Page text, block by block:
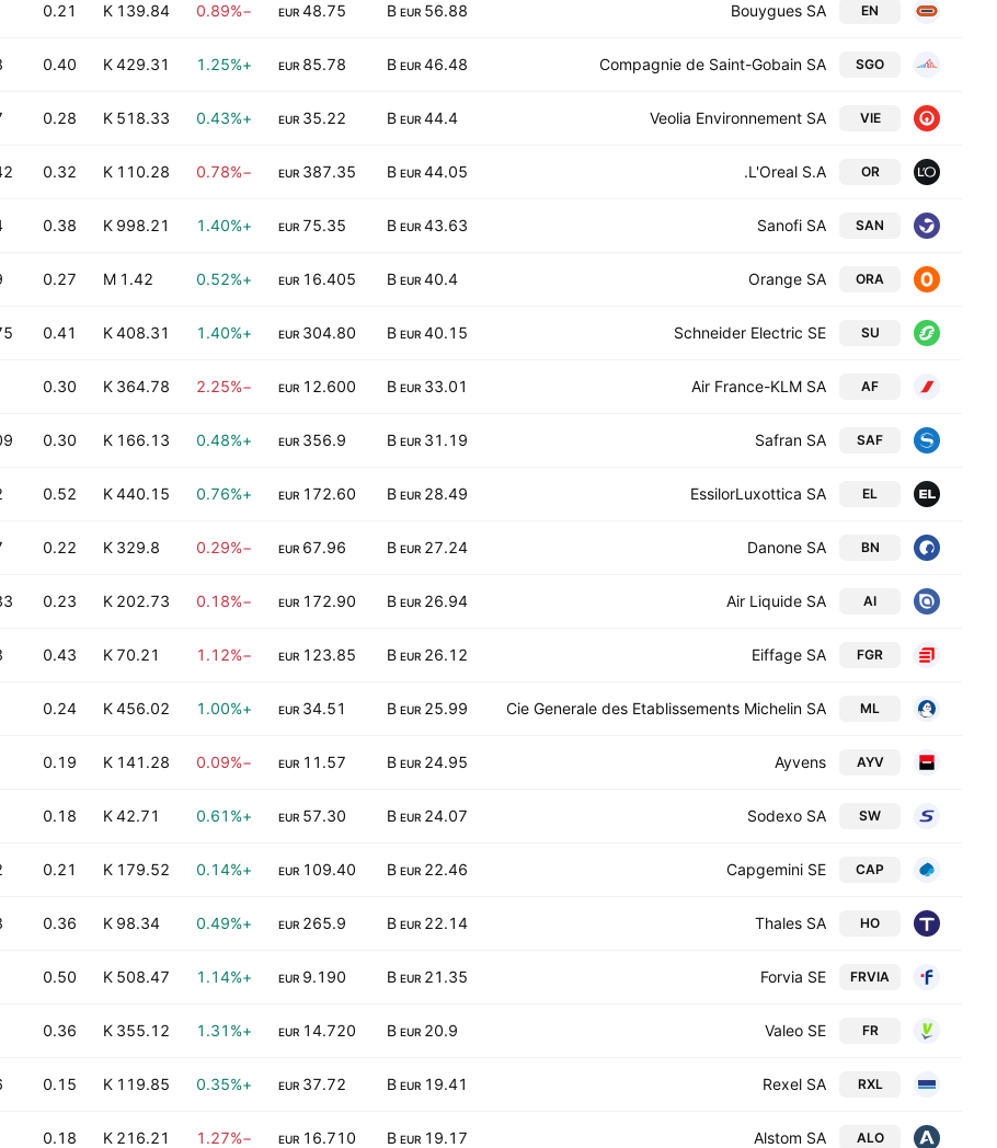
EN
Bouygues SA
56.88 B
EUR
48.75
EUR
−0.89%
139.84 K
0.21
SGO
Compagnie de Saint-Gobain SA
46.48 B
EUR
85.78
EUR
+1.25%
429.31 K
0.40
VIE
Veolia Environnement SA
44.4 B
EUR
35.22
EUR
+0.43%
518.33 K
0.28
OR
L'Oreal S.A.
44.05 B
EUR
387.35
EUR
−0.78%
110.28 K
0.32
B
SAN
Sanofi SA
43.63 B
EUR
75.35
EUR
+1.40%
998.21 K
0.38
ORA
Orange SA
40.4 B
EUR
16.405
EUR
+0.52%
1.42 M
0.27
SU
Schneider Electric SE
40.15 B
EUR
304.80
EUR
+1.40%
408.31 K
0.41
B
AF
Air France-KLM SA
33.01 B
EUR
12.600
EUR
−2.25%
364.78 K
0.30
SAF
Safran SA
31.19 B
EUR
356.9
EUR
+0.48%
166.13 K
0.30
B
EL
EssilorLuxottica SA
28.49 B
EUR
172.60
EUR
+0.76%
440.15 K
0.52
BN
Danone SA
27.24 B
EUR
67.96
EUR
−0.29%
329.8 K
0.22
AI
Air Liquide SA
26.94 B
EUR
172.90
EUR
−0.18%
202.73 K
0.23
B
FGR
Eiffage SA
26.12 B
EUR
123.85
EUR
−1.12%
70.21 K
0.43
ML
Cie Generale des Etablissements Michelin SA
25.99 B
EUR
34.51
EUR
+1.00%
456.02 K
0.24
AYV
Ayvens
24.95 B
EUR
11.57
EUR
−0.09%
141.28 K
0.19
SW
Sodexo SA
24.07 B
EUR
57.30
EUR
+0.61%
42.71 K
0.18
CAP
Capgemini SE
22.46 B
EUR
109.40
EUR
+0.14%
179.52 K
0.21
HO
Thales SA
22.14 B
EUR
265.9
EUR
+0.49%
98.34 K
0.36
FRVIA
Forvia SE
21.35 B
EUR
9.190
EUR
+1.14%
508.47 K
0.50
FR
Valeo SE
20.9 B
EUR
14.720
EUR
+1.31%
355.12 K
0.36
RXL
Rexel SA
19.41 B
EUR
37.72
EUR
+0.35%
119.85 K
0.15
ALO
Alstom SA
19.17 B
EUR
16.710
EUR
−1.27%
216.21 K
0.18